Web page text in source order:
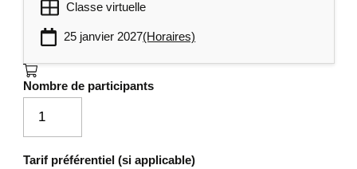
Classe virtuelle
25 janvier 2027(Horaires)
Nombre de participants
Tarif préférentiel (si applicable)